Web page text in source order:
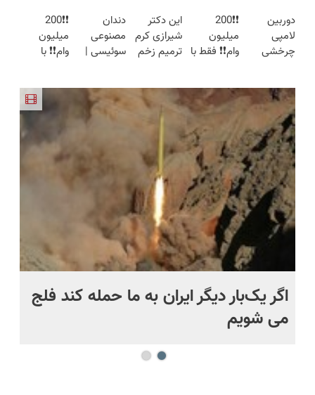
بکار
(تضمینی)
محوش کن!
هوشمند ⚙️
(نصف
قیمت بازار
(تخفیف به
مدت
محدود)
احراز هویت
کن
دوربین
لامپی
چرخشی
حراج شد🔥
پرداخت
درب منزل
❗❗200
میلیون
وام❗❗ فقط با
این دکتر
شیرازی کرم
ترمیم زخم
دندان
مصنوعی
سوئیسی |
طبیعی!
ویزیت
رایگان+پرداخت
اقساطی😍
❗❗200
میلیون
وام❗❗ با
اگر یک‌بار دیگر ایران به ما حمله کند فلج
می شویم